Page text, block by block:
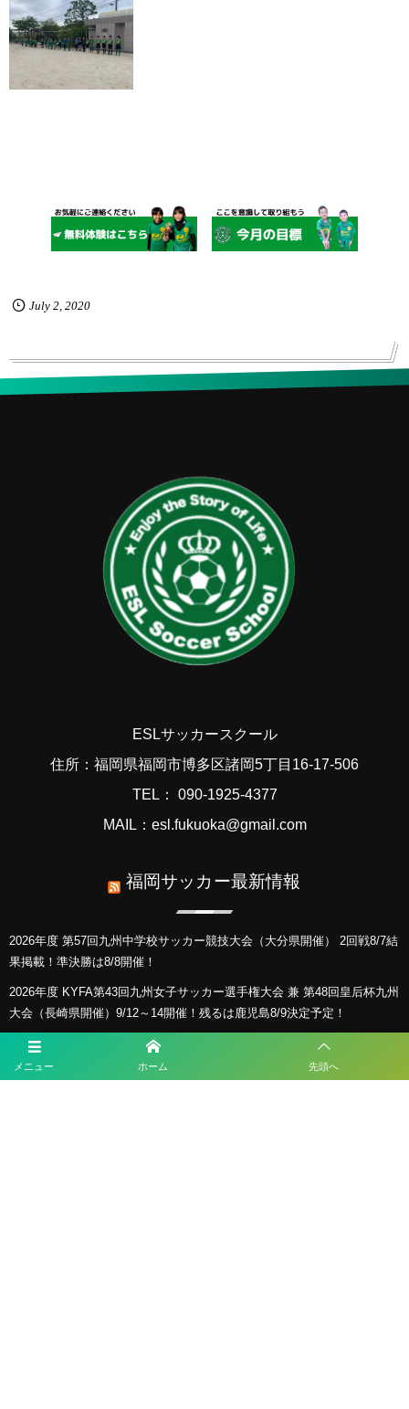
July 2, 2020
メニュー ホーム 先頭へ
ESLサッカースクール
住所：福岡県福岡市博多区諸岡5丁目16-17-506
TEL： 090-1925-4377
MAIL：esl.fukuoka@gmail.com
福岡サッカー最新情報
2026年度 第57回九州中学校サッカー競技大会（大分県開催） 2回戦8/7結
果掲載！準決勝は8/8開催！
2026年度 KYFA第43回九州女子サッカー選手権大会 兼 第48回皇后杯九州
大会（長崎県開催）9/12～14開催！残るは鹿児島8/9決定予定！
2026年度 KYFA第31回九州U15女子サッカー選手権大会（高円宮妃杯）鹿
児島代表決定！佐賀8/9.11 大分、沖縄9/5.6開催 県予選例年8～9月情報募
集！九州大会10/31～11/2 熊本県開催！